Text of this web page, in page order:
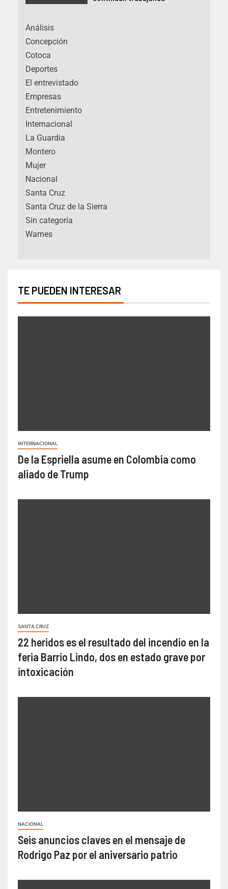
Análisis
Concepción
Cotoca
Deportes
El entrevistado
Empresas
Entretenimiento
Internacional
La Guardia
Montero
Mujer
Nacional
Santa Cruz
Santa Cruz de la Sierra
Sin categoría
Warnes
TE PUEDEN INTERESAR
INTERNACIONAL
De la Espriella asume en Colombia como
aliado de Trump
SANTA CRUZ
22 heridos es el resultado del incendio en la
feria Barrio Lindo, dos en estado grave por
intoxicación
NACIONAL
Seis anuncios claves en el mensaje de
Rodrigo Paz por el aniversario patrio